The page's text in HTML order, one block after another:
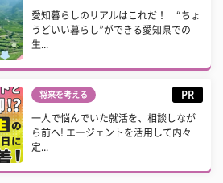
愛知暮らしのリアルはこれだ！ “ちょ
うどいい暮らし”ができる愛知県での
生...
将来を考える PR
一人で悩んでいた就活を、相談しなが
ら前へ! エージェントを活用して内々
定...